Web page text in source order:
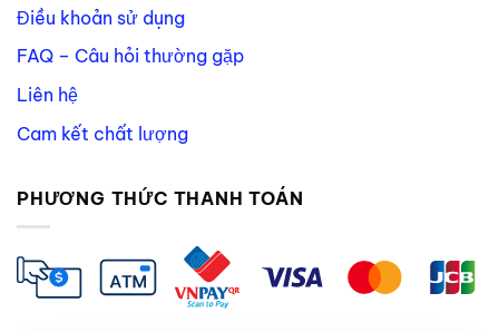
Điều khoản sử dụng
FAQ – Câu hỏi thường gặp
Liên hệ
Cam kết chất lượng
PHƯƠNG THỨC THANH TOÁN